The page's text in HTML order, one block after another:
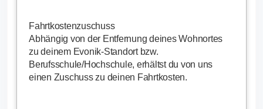
Fahrtkostenzuschuss
Abhängig von der Entfernung deines Wohnortes
zu deinem Evonik-Standort bzw.
Berufsschule/Hochschule, erhältst du von uns
einen Zuschuss zu deinen Fahrtkosten.